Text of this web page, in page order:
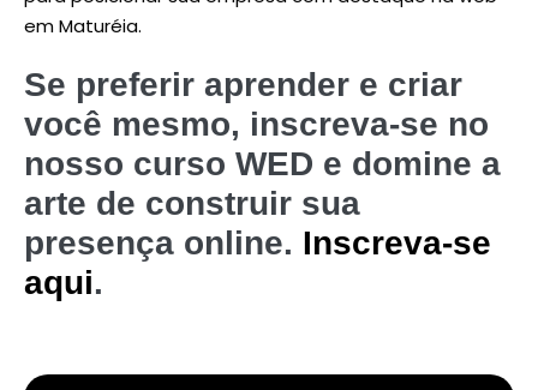
em Maturéia.
Se preferir aprender e criar
você mesmo, inscreva-se no
nosso curso WED e domine a
arte de construir sua
presença online. Inscreva-se
aqui.